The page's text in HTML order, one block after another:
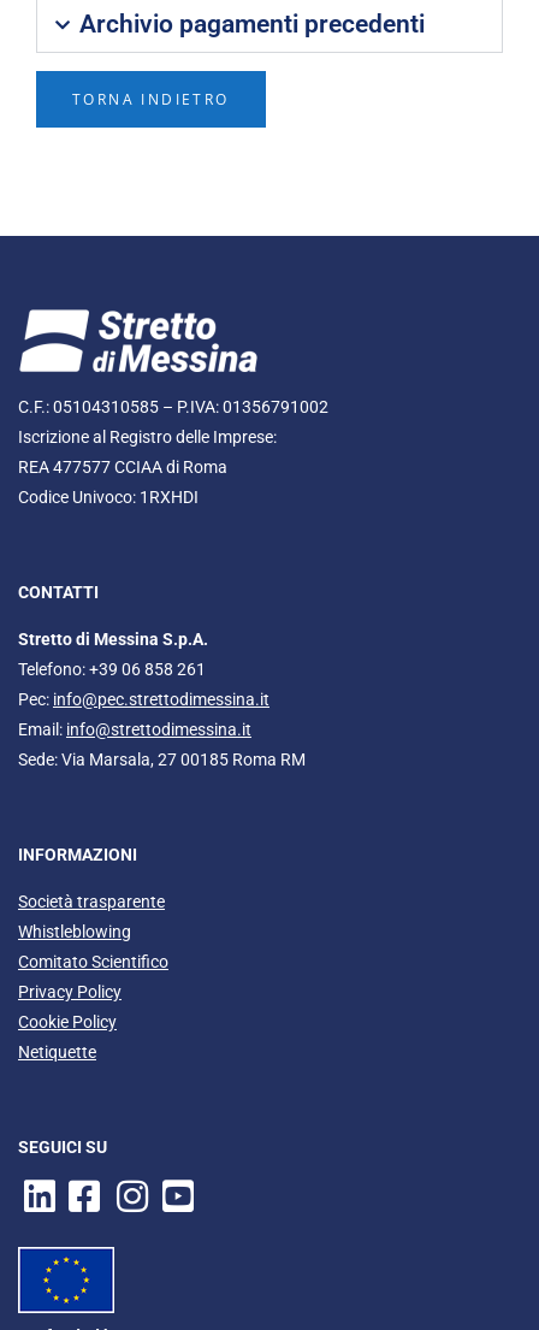
Archivio pagamenti precedenti
TORNA INDIETRO
C.F.: 05104310585 – P.IVA: 01356791002
Iscrizione al Registro delle Imprese:
REA 477577 CCIAA di Roma
Codice Univoco: 1RXHDI
CONTATTI
Stretto di Messina S.p.A.
Telefono: +39 06 858 261
Pec: info@pec.strettodimessina.it
Email: info@strettodimessina.it
Sede: Via Marsala, 27 00185 Roma RM
INFORMAZIONI
Società trasparente
Whistleblowing
Comitato Scientifico
Privacy Policy
Cookie Policy
Netiquette
SEGUICI SU